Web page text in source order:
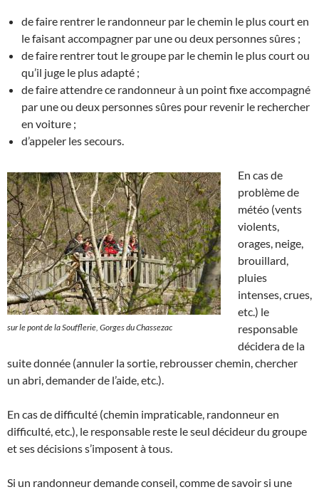
de faire rentrer le randonneur par le chemin le plus court en
le faisant accompagner par une ou deux personnes sûres ;
de faire rentrer tout le groupe par le chemin le plus court ou
qu’il juge le plus adapté ;
de faire attendre ce randonneur à un point fixe accompagné
par une ou deux personnes sûres pour revenir le rechercher
en voiture ;
d’appeler les secours.
sur le pont de la Soufflerie, Gorges du Chassezac
En cas de
problème de
météo (vents
violents,
orages, neige,
brouillard,
pluies
intenses, crues,
etc.) le
responsable
décidera de la
suite donnée (annuler la sortie, rebrousser chemin, chercher
un abri, demander de l’aide, etc.).
En cas de difficulté (chemin impraticable, randonneur en
difficulté, etc.), le responsable reste le seul décideur du groupe
et ses décisions s’imposent à tous.
Si un randonneur demande conseil, comme de savoir si une